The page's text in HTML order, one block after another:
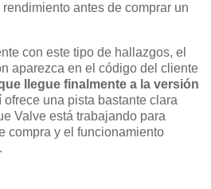
antes de comprar un
con este tipo de hallazgos, el
aparezca en el código del cliente
llegue finalmente a la versión
ofrece una pista bastante clara
Valve está trabajando para
compra y el funcionamiento